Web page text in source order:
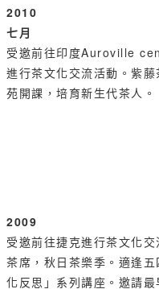
2010
七月
受邀前往印度Auroville
進行茶文化交流活動。紫藤
苑開課，培育新生代茶人。
2009
受邀前往捷克進行茶文化
茶席，秋日茶樂季。適逢
化反思」系列講座。邀請